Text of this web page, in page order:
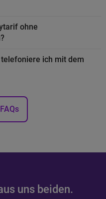
ohne
ich mit dem
FAQs
uns beiden.